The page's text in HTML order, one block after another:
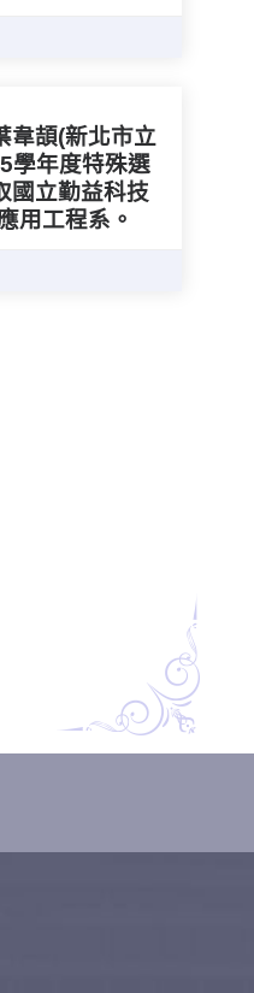
韋頡(新北市立
學年度特殊選
國立勤益科技
用工程系。